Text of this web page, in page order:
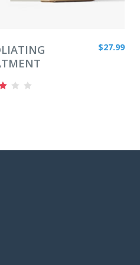
AL CARRITO $27.99